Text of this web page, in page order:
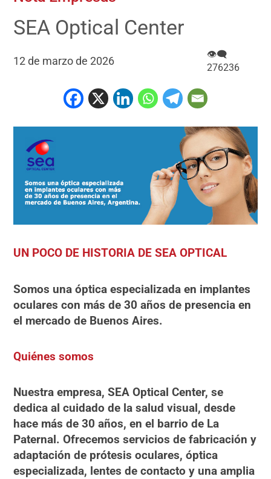
SEA Optical Center
12 de marzo de 2026
👁‍🗨
276236
UN POCO DE HISTORIA DE SEA OPTICAL
Somos una óptica especializada en implantes
oculares con más de 30 años de presencia en
el mercado de Buenos Aires.
Quiénes somos
Nuestra empresa, SEA Optical Center, se
dedica al cuidado de la salud visual, desde
hace más de 30 años, en el barrio de La
Paternal. Ofrecemos servicios de fabricación y
adaptación de prótesis oculares, óptica
especializada, lentes de contacto y una amplia